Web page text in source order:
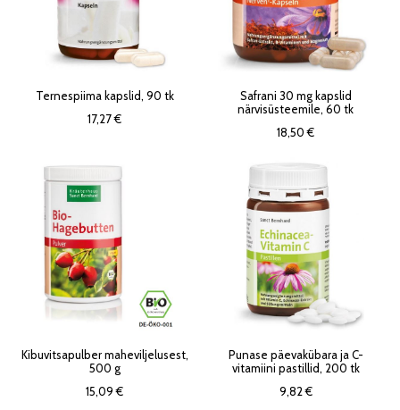
Ternespiima kapslid, 90 tk
17,27 €
Safrani 30 mg kapslid
närvisüsteemile, 60 tk
18,50 €
Kibuvitsapulber maheviljelusest,
500 g
15,09 €
Punase päevakübara ja C-
vitamiini pastillid, 200 tk
9,82 €